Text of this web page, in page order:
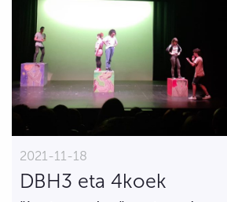
2021-11-18
DBH3 eta 4koek